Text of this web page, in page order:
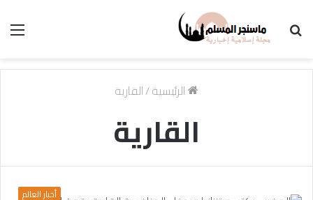
الرئيسية/القارية
القارية
أخبار العالم